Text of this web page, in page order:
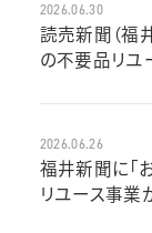
2026.06.30
読売新聞（福
の不要品リユ
2026.06.26
福井新聞に「
リユース事業